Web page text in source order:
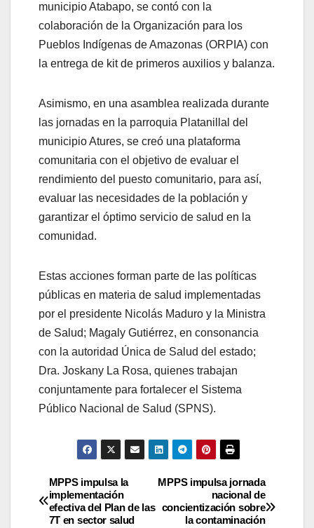
municipio Atabapo, se contó con la
colaboración de la Organización para los
Pueblos Indígenas de Amazonas (ORPIA) con
la entrega de kit de primeros auxilios y balanza.
Asimismo, en una asamblea realizada durante
las jornadas en la parroquia Platanillal del
municipio Atures, se creó una plataforma
comunitaria con el objetivo de evaluar el
rendimiento del puesto comunitario, para así,
evaluar las necesidades de la población y
garantizar el óptimo servicio de salud en la
comunidad.
Estas acciones forman parte de las políticas
públicas en materia de salud implementadas
por el presidente Nicolás Maduro y la Ministra
de Salud; Magaly Gutiérrez, en consonancia
con la autoridad Única de Salud del estado;
Dra. Joskany La Rosa, quienes trabajan
conjuntamente para fortalecer el Sistema
Público Nacional de Salud (SPNS).
MPPS impulsa jornada
nacional de
concientización sobre
la contaminación
MPPS impulsa la
implementación
efectiva del Plan de las
7T en sector salud